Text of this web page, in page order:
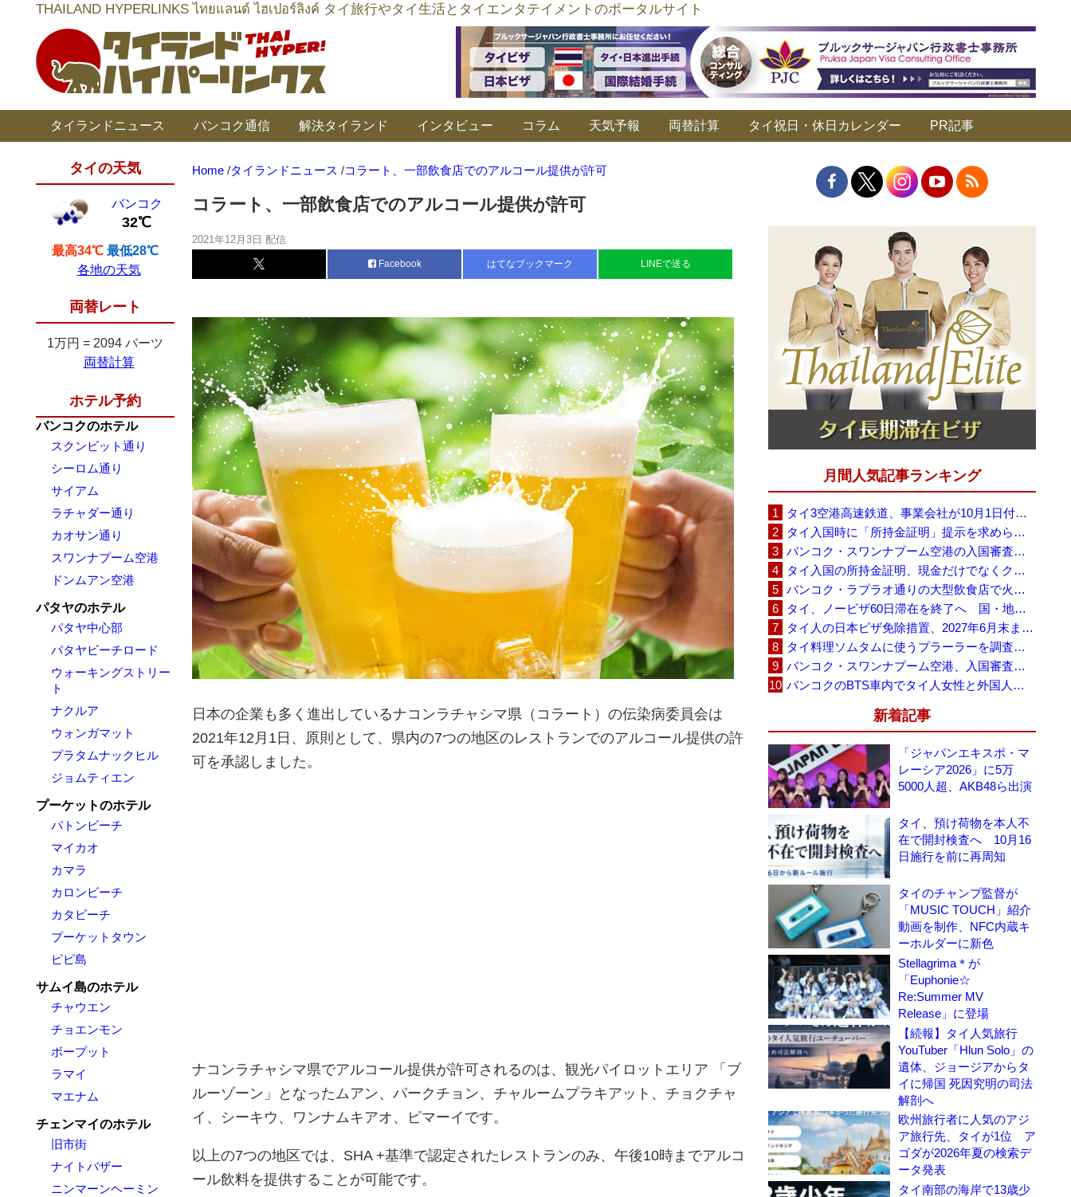
THAILAND HYPERLINKS ไทยแลนด์ ไฮเปอร์ลิงค์ タイ旅行やタイ生活とタイエンタテイメントのポータルサイト
タイランドニュース バンコク通信 解決タイランド インタビュー コラム 天気予報 両替計算 タイ祝日・休日カレンダー PR記事
タイの天気
バンコク
32℃
最高34℃ 最低28℃
各地の天気
両替レート
1万円 = 2094 バーツ
両替計算
ホテル予約
バンコクのホテル
スクンビット通り
シーロム通り
サイアム
ラチャダー通り
カオサン通り
スワンナプーム空港
ドンムアン空港
パタヤのホテル
パタヤ中心部
パタヤビーチロード
ウォーキングストリー
ト
ナクルア
ウォンガマット
プラタムナックヒル
ジョムティエン
プーケットのホテル
パトンビーチ
マイカオ
カマラ
カロンビーチ
カタビーチ
プーケットタウン
ピピ島
サムイ島のホテル
チャウエン
チョエンモン
ボープット
ラマイ
マエナム
チェンマイのホテル
旧市街
ナイトバザー
ニンマーンヘーミン
Home /タイランドニュース /コラート、一部飲食店でのアルコール提供が許可
コラート、一部飲食店でのアルコール提供が許可
2021年12月3日 配信
Facebook はてなブックマーク LINEで送る
日本の企業も多く進出しているナコンラチャシマ県（コラート）の伝染病委員会は
2021年12月1日、原則として、県内の7つの地区のレストランでのアルコール提供の許
可を承認しました。
ナコンラチャシマ県でアルコール提供が許可されるのは、観光パイロットエリア 「ブ
ルーゾーン」となったムアン、パークチョン、チャルームプラキアット、チョクチャ
イ、シーキウ、ワンナムキアオ、ピマーイです。
以上の7つの地区では、SHA +基準で認定されたレストランのみ、午後10時までアルコ
ール飲料を提供することが可能です。
月間人気記事ランキング
タイ3空港高速鉄道、事業会社が10月1日付の契約終了を通知 「現時点での撤退決定ではない」
タイ入国時に「所持金証明」提示を求められる場合も、タイ政府観光庁が外国人旅行者に再周知
バンコク・スワンナプーム空港の入国審査に長蛇の列、SNSで「3～4時間待ち」との投稿が拡散
タイ入国の所持金証明、現金だけでなくクレジットカードや銀行明細も提示可能
バンコク・ラプラオ通りの大型飲食店で火災、27人死亡・多数負傷
タイ、ノービザ60日滞在を終了へ 国・地域別に30日・15日へ再編
タイ人の日本ビザ免除措置、2027年6月末まで延長 不安広がる中でひとまず安堵
タイ料理ソムタムに使うプラーラーを調査へ、大学新入生4,233人が肝吸虫感染
バンコク・スワンナプーム空港、入国審査で2～3時間待ちの時間帯も 審査厳格化と人員不足が影響か
バンコクのBTS車内でタイ人女性と外国人学生グループが口論、騒音めぐる動画が拡散
新着記事
「ジャパンエキスポ・マ
レーシア2026」に5万
5000人超、AKB48ら出演
タイ、預け荷物を本人不
在で開封検査へ 10月16
日施行を前に再周知
タイのチャンプ監督が
「MUSIC TOUCH」紹介
動画を制作、NFC内蔵キ
ーホルダーに新色
Stellagrima＊が
「Euphonie☆
Re:Summer MV
Release」に登場
【続報】タイ人気旅行
YouTuber「Hlun Solo」の
遺体、ジョージアからタ
イに帰国 死因究明の司法
解剖へ
欧州旅行者に人気のアジ
ア旅行先、タイが1位 ア
ゴダが2026年夏の検索デ
ータ発表
タイ南部の海岸で13歳少